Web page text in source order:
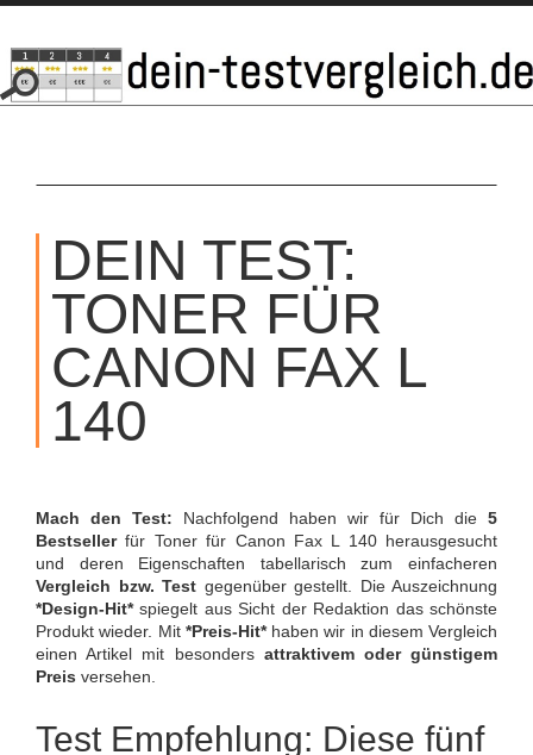
SKIP
CONTENT
DEIN TEST:
TONER FÜR
CANON FAX L
140
Mach den Test: Nachfolgend haben wir für Dich die 5
Bestsellerfür Toner für Canon Fax L 140 herausgesucht
und deren Eigenschaften tabellarisch zum einfacheren
Vergleich bzw. Test gegenüber gestellt. Die Auszeichnung
*Design-Hit*spiegelt aus Sicht der Redaktion das schönste
Produkt wieder. Mit *Preis-Hit*haben wir in diesem Vergleich
einen Artikel mit besonders attraktivem oder günstigem
Preis versehen.
Test Empfehlung: Diese fünf